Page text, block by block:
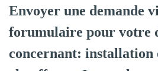
Envoyer une demande
forumulaire pour votre
concernant: installation